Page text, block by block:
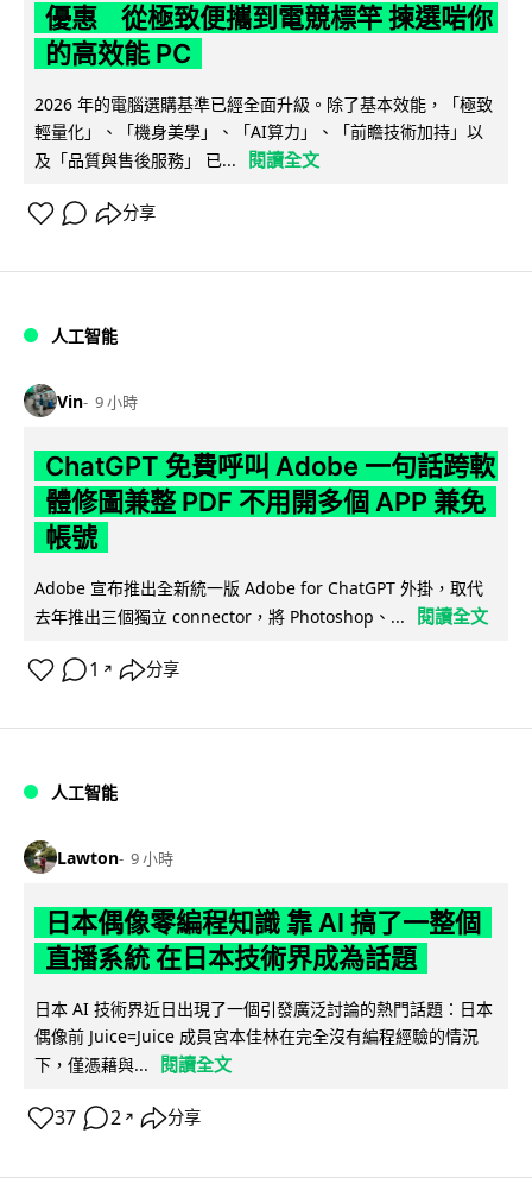
優惠 從極致便攜到電競標竿 揀選啱你
的高效能 PC
2026 年的電腦選購基準已經全面升級。除了基本效能，「極致
輕量化」、「機身美學」、「AI算力」、「前瞻技術加持」以
及「品質與售後服務」 已...
閱讀全文
分享
人工智能
Vin 9 小時
ChatGPT 免費呼叫 Adobe 一句話跨軟
體修圖兼整 PDF 不用開多個 APP 兼免
帳號
Adobe 宣布推出全新統一版 Adobe for ChatGPT 外掛，取代
去年推出三個獨立 connector，將 Photoshop、...
閱讀全文
1 ↗ 分享
人工智能
Lawton 9 小時
日本偶像零編程知識 靠 AI 搞了一整個
直播系統 在日本技術界成為話題
日本 AI 技術界近日出現了一個引發廣泛討論的熱門話題：日本
偶像前 Juice=Juice 成員宮本佳林在完全沒有編程經驗的情況
下，僅憑藉與...
閱讀全文
37 2 ↗ 分享